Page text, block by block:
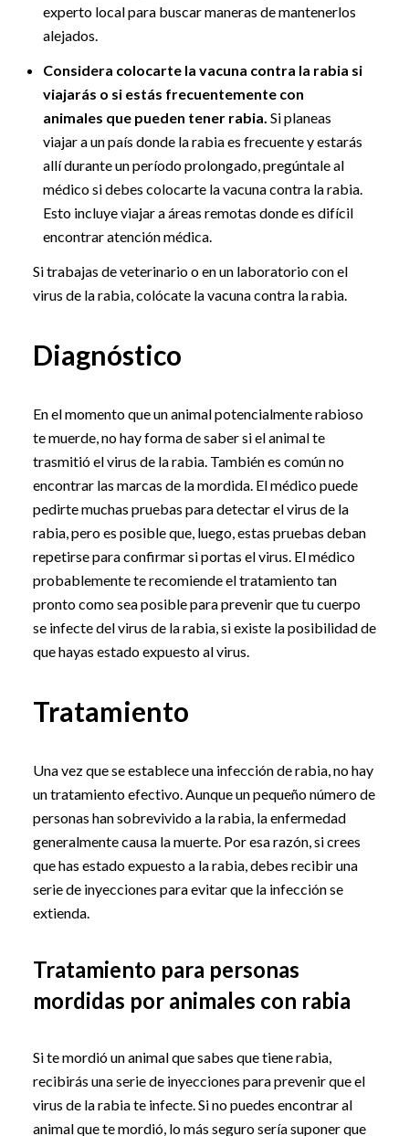
experto local para buscar maneras de mantenerlos
alejados.
Considera colocarte la vacuna contra la rabia si
viajarás o si estás frecuentemente con
animales que pueden tener rabia. Si planeas
viajar a un país donde la rabia es frecuente y estarás
allí durante un período prolongado, pregúntale al
médico si debes colocarte la vacuna contra la rabia.
Esto incluye viajar a áreas remotas donde es difícil
encontrar atención médica.
Si trabajas de veterinario o en un laboratorio con el
virus de la rabia, colócate la vacuna contra la rabia.
Diagnóstico
En el momento que un animal potencialmente rabioso
te muerde, no hay forma de saber si el animal te
trasmitió el virus de la rabia. También es común no
encontrar las marcas de la mordida. El médico puede
pedirte muchas pruebas para detectar el virus de la
rabia, pero es posible que, luego, estas pruebas deban
repetirse para confirmar si portas el virus. El médico
probablemente te recomiende el tratamiento tan
pronto como sea posible para prevenir que tu cuerpo
se infecte del virus de la rabia, si existe la posibilidad de
que hayas estado expuesto al virus.
Tratamiento
Una vez que se establece una infección de rabia, no hay
un tratamiento efectivo. Aunque un pequeño número de
personas han sobrevivido a la rabia, la enfermedad
generalmente causa la muerte. Por esa razón, si crees
que has estado expuesto a la rabia, debes recibir una
serie de inyecciones para evitar que la infección se
extienda.
Tratamiento para personas
mordidas por animales con rabia
Si te mordió un animal que sabes que tiene rabia,
recibirás una serie de inyecciones para prevenir que el
virus de la rabia te infecte. Si no puedes encontrar al
animal que te mordió, lo más seguro sería suponer que